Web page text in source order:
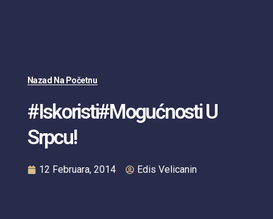
Nazad Na Početnu
#iskoristi#mogućnosti U
Srpcu!
12 Februara, 2014 Edis Velicanin